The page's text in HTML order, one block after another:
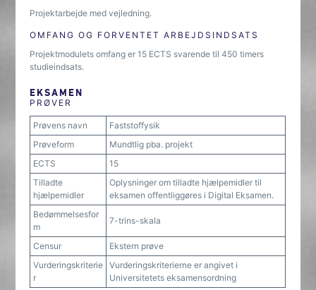
Projektarbejde med vejledning.
OMFANG OG FORVENTET ARBEJDSINDSATS
Projektmodulets omfang er 15 ECTS svarende til 450 timers
studieindsats.
EKSAMEN
PRØVER
Prøvens navn
Faststoffysik
Prøveform
Mundtlig pba. projekt
ECTS
15
Tilladte
hjælpemidler
Oplysninger om tilladte hjælpemidler til
eksamen offentliggøres i Digital Eksamen.
Bedømmelsesfor
m
7-trins-skala
Censur
Ekstern prøve
Vurderingskriterie
r
Vurderingskriterierne er angivet i
Universitetets eksamensordning